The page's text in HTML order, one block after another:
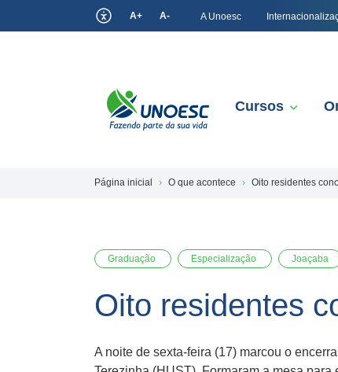
A+ A- A Unoesc
Cursos
Página inicial O que acontece Oito residentes
Graduação Especialização Joaçaba
Oito residentes
A noite de sexta-feira (17) marcou o